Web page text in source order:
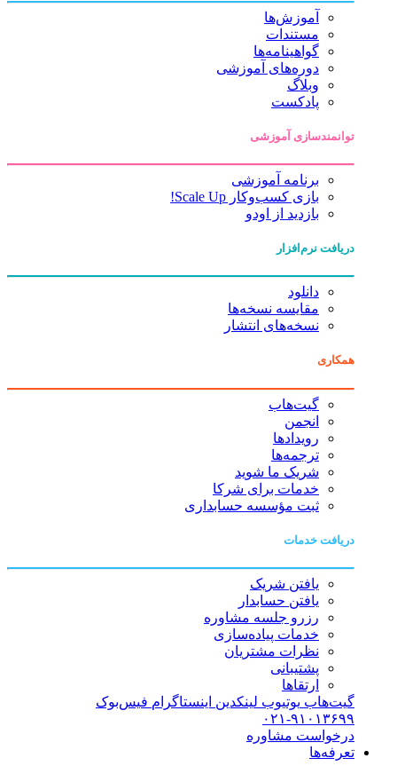
آموزش‌ها
مستندات
گواهینامه‌ها
دوره‌های آموزشی
وبلاگ
پادکست
توانمندسازی آموزشی
برنامه آموزشی
بازی کسب‌وکار Scale Up!
بازدید از اودو
دریافت نرم‌افزار
دانلود
مقایسه نسخه‌ها
نسخه‌های انتشار
همکاری
گیت‌هاب
انجمن
رویدادها
ترجمه‌ها
شریک ما شوید
خدمات برای شرکا
ثبت مؤسسه حسابداری
دریافت خدمات
یافتن شریک
یافتن حسابدار
رزرو جلسه مشاوره
خدمات پیاده‌سازی
نظرات مشتریان
پشتیبانی
ارتقاها
گیت‌هاب یوتیوب لینکدین اینستاگرام فیس‌بوک
۰۲۱-۹۱۰۱۳۶۹۹
درخواست مشاوره
تعرفه‌ها